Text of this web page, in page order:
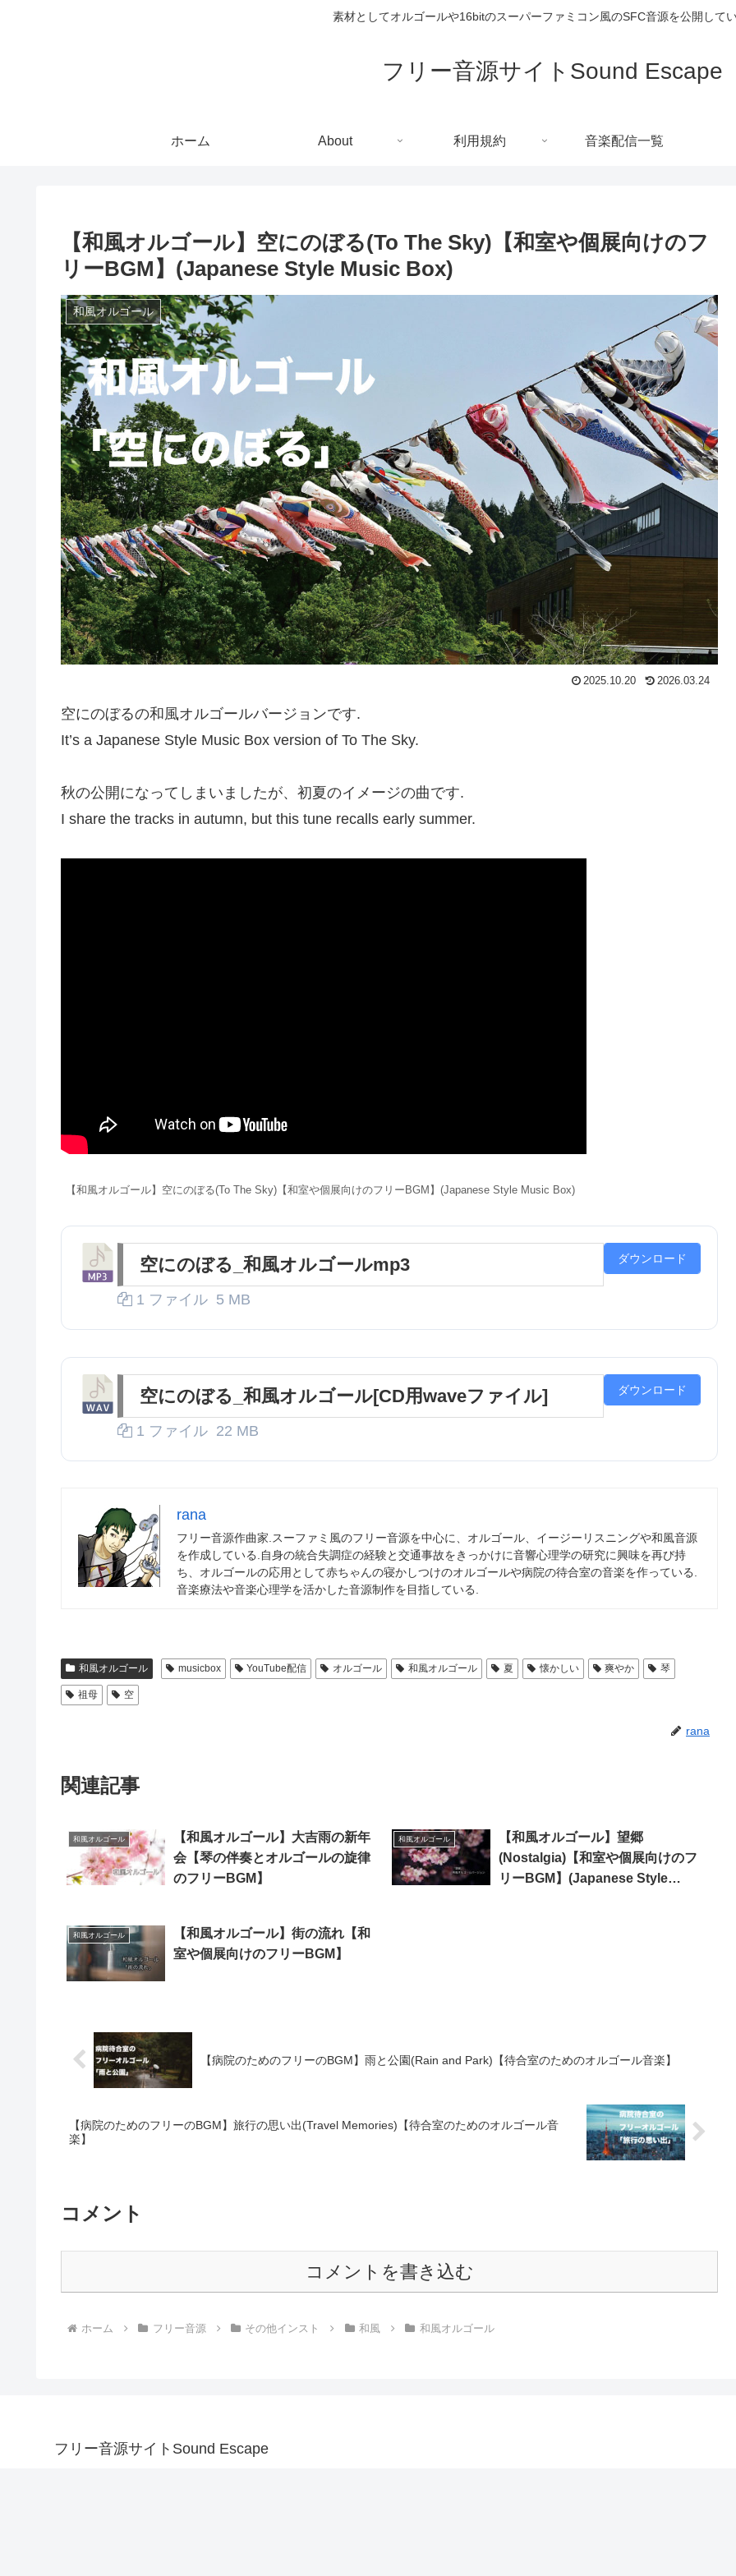
素材としてオルゴールや16bitのスーパーファミコン風のSFC音源を公開してい
フリー音源サイトSound Escape
ホーム About 利用規約 音楽配信一覧
【和風オルゴール】空にのぼる(To The Sky)【和室や個展向けのフ
リーBGM】(Japanese Style Music Box)
和風オルゴール
2025.10.20 2026.03.24
空にのぼるの和風オルゴールバージョンです.
It’s a Japanese Style Music Box version of To The Sky.
秋の公開になってしまいましたが、初夏のイメージの曲です.
I share the tracks in autumn, but this tune recalls early summer.
【和風オルゴール】空にのぼる(To The Sky)【和室や個展向けのフリーBGM】(Japanese Style Music Box)
空にのぼる_和風オルゴールmp3
1 ファイル 5 MB
ダウンロード
空にのぼる_和風オルゴール[CD用waveファイル]
1 ファイル 22 MB
ダウンロード
rana
フリー音源作曲家.スーファミ風のフリー音源を中心に、オルゴール、イージーリスニングや和風音源
を作成している.自身の統合失調症の経験と交通事故をきっかけに音響心理学の研究に興味を再び持
ち、オルゴールの応用として赤ちゃんの寝かしつけのオルゴールや病院の待合室の音楽を作っている.
音楽療法や音楽心理学を活かした音源制作を目指している.
和風オルゴール musicbox YouTube配信 オルゴール 和風オルゴール 夏 懐かしい 爽やか 琴
祖母 空
rana
関連記事
和風オルゴール
【和風オルゴール】大吉雨の新年
会【琴の伴奏とオルゴールの旋律
のフリーBGM】
和風オルゴール
【和風オルゴール】望郷
(Nostalgia)【和室や個展向けのフ
リーBGM】(Japanese Style
和風オルゴール
【和風オルゴール】街の流れ【和
室や個展向けのフリーBGM】
【病院のためのフリーのBGM】雨と公園(Rain and Park)【待合室のためのオルゴール音楽】
【病院のためのフリーのBGM】旅行の思い出(Travel Memories)【待合室のためのオルゴール音
楽】
コメント
コメントを書き込む
ホーム フリー音源 その他インスト 和風 和風オルゴール
フリー音源サイトSound Escape